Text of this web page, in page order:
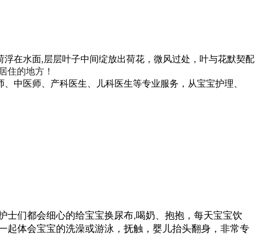
在水面,层层叶子中间绽放出荷花，微风过处，叶与花默契配
住的地方！
医师、产科医生、儿科医生等专业服务，从宝宝护理、
们都会细心的给宝宝换尿布,喝奶、抱抱，每天宝宝饮
体会宝宝的洗澡或游泳，抚触，婴儿抬头翻身，非常专